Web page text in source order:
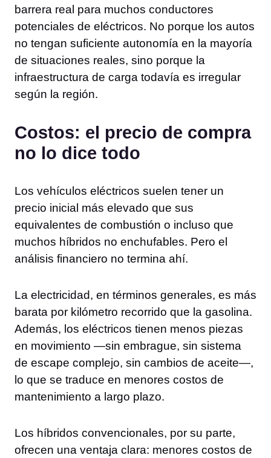
barrera real para muchos conductores
potenciales de eléctricos. No porque los autos
no tengan suficiente autonomía en la mayoría
de situaciones reales, sino porque la
infraestructura de carga todavía es irregular
según la región.
Costos: el precio de compra
no lo dice todo
Los vehículos eléctricos suelen tener un
precio inicial más elevado que sus
equivalentes de combustión o incluso que
muchos híbridos no enchufables. Pero el
análisis financiero no termina ahí.
La electricidad, en términos generales, es más
barata por kilómetro recorrido que la gasolina.
Además, los eléctricos tienen menos piezas
en movimiento —sin embrague, sin sistema
de escape complejo, sin cambios de aceite—,
lo que se traduce en menores costos de
mantenimiento a largo plazo.
Los híbridos convencionales, por su parte,
ofrecen una ventaja clara: menores costos de